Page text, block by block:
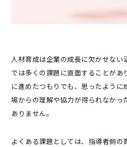
人材育成は企業の成長に欠かせない
では多くの課題に直面することがあ
に進めたつもりでも、思ったように
場からの理解や協力が得られなかっ
ありません。
よくある課題としては、指導者側の